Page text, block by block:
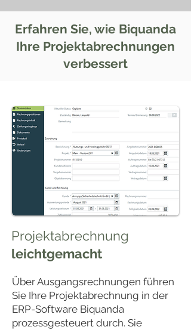
Erfahren Sie, wie Biquanda
Ihre Projektabrechnungen
verbessert
Projektabrechnung
leichtgemacht
Über Ausgangsrechnungen führen
Sie Ihre Projektabrechnung in der
ERP-Software Biquanda
prozessgesteuert durch. Sie